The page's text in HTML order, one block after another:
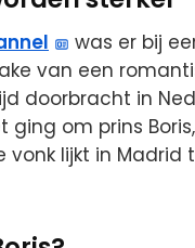
was er bij
van een
doorbracht in
ging om prins
vonk lijkt in